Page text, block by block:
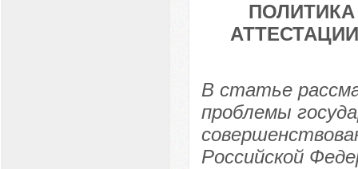
В статье
проблемы
Российской